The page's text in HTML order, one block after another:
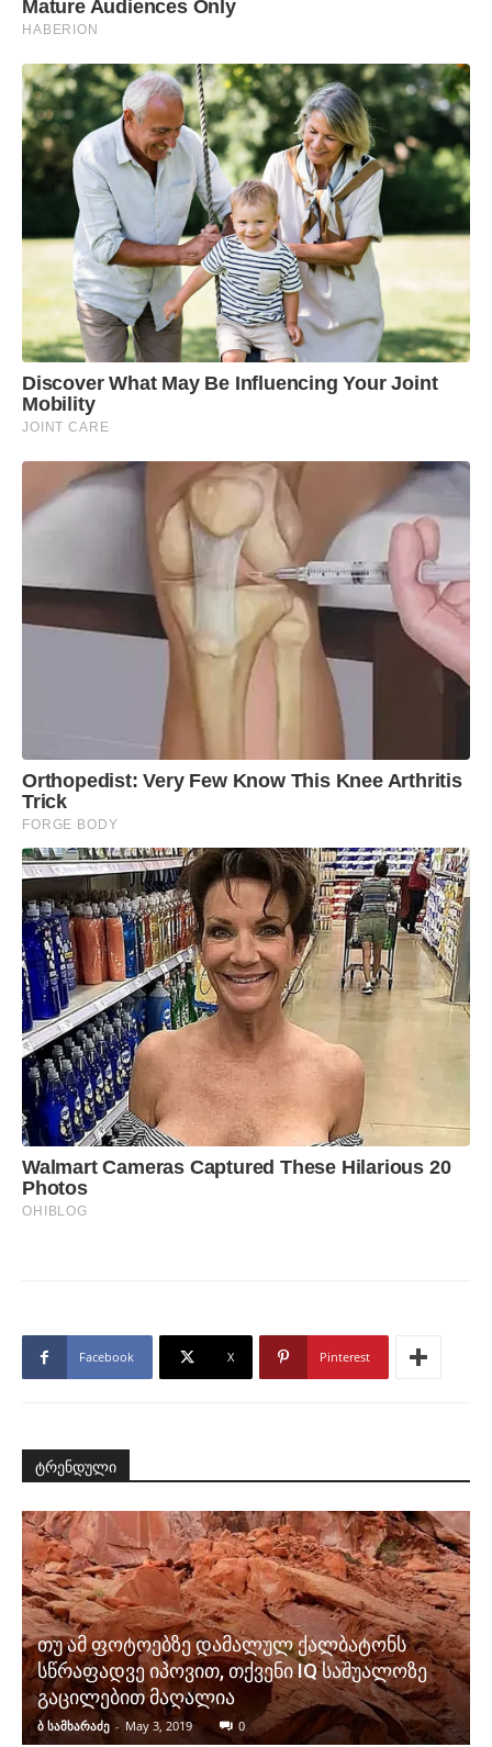
Facebook X Pinterest
ტრენდული
თუ ამ ფოტოებზე დამალულ ქალბატონს
სწრაფადვე იპოვით, თქვენი IQ საშუალოზე
გაცილებით მაღალია
ბ სამხარაძე - May 3, 2019 0